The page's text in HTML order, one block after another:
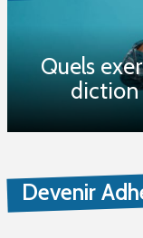
Quels
diction
Devenir